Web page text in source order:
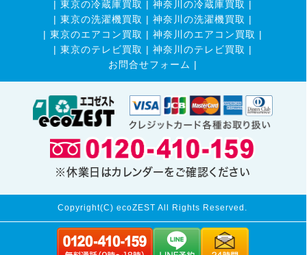
| 東京の冷蔵庫買取 | 神奈川の冷蔵庫買取 |
| 東京の洗濯機買取 | 神奈川の洗濯機買取 |
| 東京のエアコン買取 | 神奈川のエアコン買取 |
| 東京のテレビ買取 | 神奈川のテレビ買取 |
お問合せフォーム |
※休業日はカレンダーをご確認ください
Copyright(C) ecoZEST All Rights Reserved.